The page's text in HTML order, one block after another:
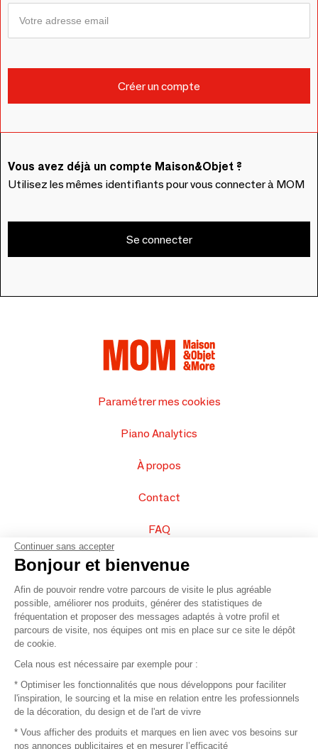
Vous avez déjà un compte Maison&Objet ?
Utilisez les mêmes identifiants pour vous connecter à MOM
Se connecter
Paramétrer mes cookies
Piano Analytics
À propos
Contact
FAQ
Vendez vos produits
Plan du site
© 2016 –Organisation SAFI
Recrutement
Continuer sans accepter
Bonjour et bienvenue
Afin de pouvoir rendre votre parcours de visite le plus agréable
possible, améliorer nos produits, générer des statistiques de
fréquentation et proposer des messages adaptés à votre profil et
parcours de visite, nos équipes ont mis en place sur ce site le dépôt
de cookie.
Cela nous est nécessaire par exemple pour :
* Optimiser les fonctionnalités que nous développons pour faciliter
l'inspiration, le sourcing et la mise en relation entre les professionnels
de la décoration, du design et de l'art de vivre
* Vous afficher des produits et marques en lien avec vos besoins sur
nos annonces publicitaires et en mesurer l’efficacité